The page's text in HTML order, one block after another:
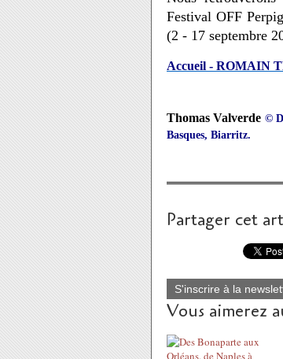
Festival OFF
(2 - 17 septembre
Accueil - ROMAIN
Thomas Valverde ©
Basques, Biarritz.
Partager cet
S'inscrire à la
Vous aimerez